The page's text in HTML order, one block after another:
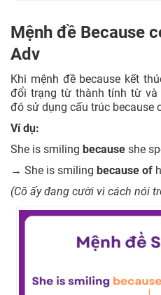
Mệnh đề Because
Adv
Khi mệnh đề because kết
đổi trạng từ thành tính từ
đó sử dụng cấu trúc because
Ví dụ:
She is smiling because she
→ She is smiling because of
(Cô ấy đang cười vì cách nói